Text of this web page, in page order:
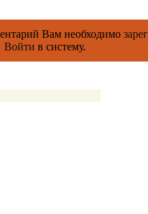
Вам необходимо
Войти в систему.